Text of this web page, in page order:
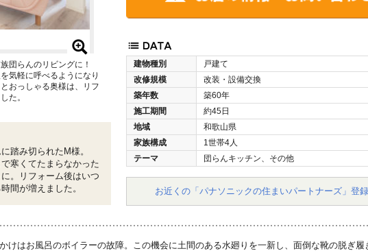
建物種別
戸建て
改修規模
改装・設備交換
築年数
築60年
施工期間
約45日
地域
和歌山県
家族構成
1世帯4人
テーマ
団らんキッチン、その他
お近くの「パナソニックの住まいパートナーズ」登
団らんのリビングに！
気軽に呼べるようになり
おっしゃる奥様は、リフ
た。
踏み切られたM様。
寒くてたまらなかった
。リフォーム後はいつ
間が増えました。
けはお風呂のボイラーの故障。この機会に土間のある水廻りを一新し、面倒な靴の脱ぎ履